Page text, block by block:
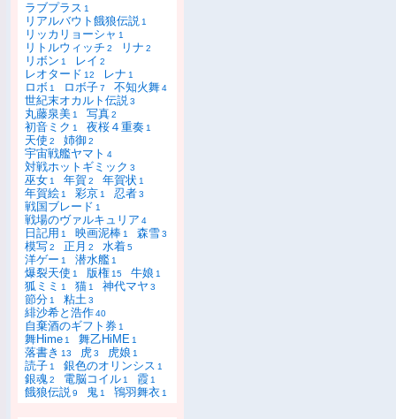
ラブプラス 1
リアルバウト餓狼伝説 1
リッカリョーシャ 1
リトルウィッチ 2 リナ 2
リボン 1 レイ 2
レオタード 12 レナ 1
ロボ 1 ロボ子7 不知火舞4
世紀末オカルト伝説3
丸藤泉美 1 写真2
初音ミク 1 夜桜４重奏 1
天使 2 姉御2
宇宙戦艦ヤマト 4
対戦ホットギミック 3
巫女 1 年賀2 年賀状 1
年賀絵 1 彩京 1 忍者3
戦国ブレード 1
戦場のヴァルキュリア 4
日記用 1 映画泥棒 1 森雪3
模写2 正月 2 水着5
洋ゲー 1 潜水艦 1
爆裂天使 1 版権 15 牛娘 1
狐ミミ 1 猫 1 神代マヤ 3
節分 1 粘土3
緋沙希と浩作40
自棄酒のギフト券 1
舞Hime 1 舞乙HiME 1
落書き 13 虎3 虎娘 1
読子 1 銀色のオリンシス 1
銀魂2 電脳コイル 1 霞 1
餓狼伝説9 鬼 1 鴇羽舞衣 1